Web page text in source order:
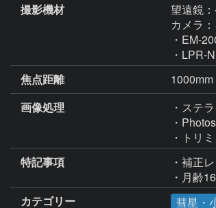
撮影機材
望遠鏡
カメラ
・EM-
・LPR-
焦点距離
1000mm
画像処理
・ステ
・
・トリ
特記事項
・補正
・月齢
カテゴリー
彗星・